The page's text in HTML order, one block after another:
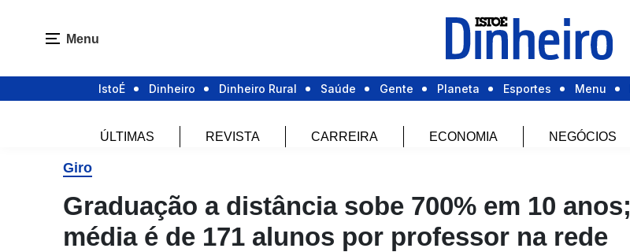
Menu
IstoÉ Dinheiro Dinheiro Rural Saúde Gente Planeta Esportes Menu
ÚLTIMAS REVISTA CARREIRA ECONOMIA NEGÓCIOS
Giro
Graduação a distância sobe 700% em 10 anos;
média é de 171 alunos por professor na rede